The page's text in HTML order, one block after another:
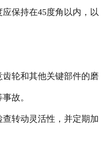
保持在45度角以内，以
轮和其他关键部件的磨
故。
转动灵活性，并定期加